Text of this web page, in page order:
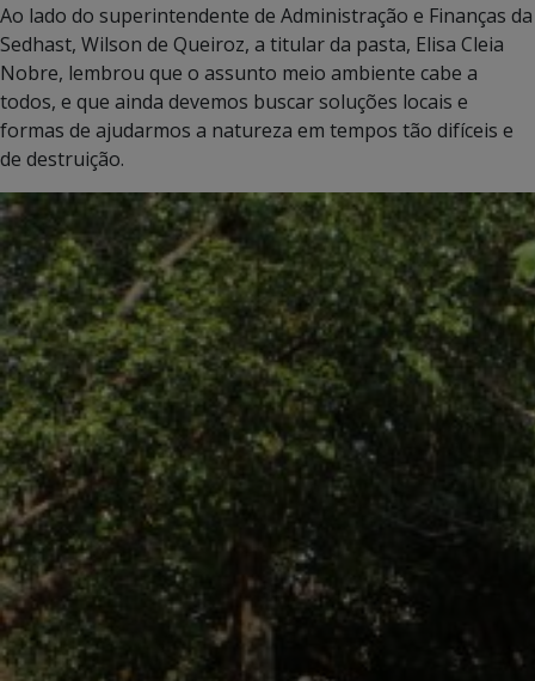
Ao lado do superintendente de Administração e Finanças da
Sedhast, Wilson de Queiroz, a titular da pasta, Elisa Cleia
Nobre, lembrou que o assunto meio ambiente cabe a
todos, e que ainda devemos buscar soluções locais e
formas de ajudarmos a natureza em tempos tão difíceis e
de destruição.